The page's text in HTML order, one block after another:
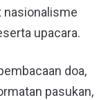
nasionalisme
upacara.
doa,
pasukan,